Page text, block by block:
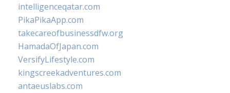
intelligenceqatar.com
PikaPikaApp.com
takecareofbusinessdfw.org
HamadaOfJapan.com
VersifyLifestyle.com
kingscreekadventures.com
antaeuslabs.com